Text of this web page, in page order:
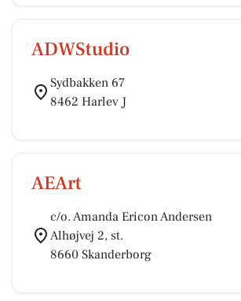
ADWStudio
Sydbakken 67
8462 Harlev J
AEArt
c/o. Amanda Ericon Andersen
Alhøjvej 2, st.
8660 Skanderborg